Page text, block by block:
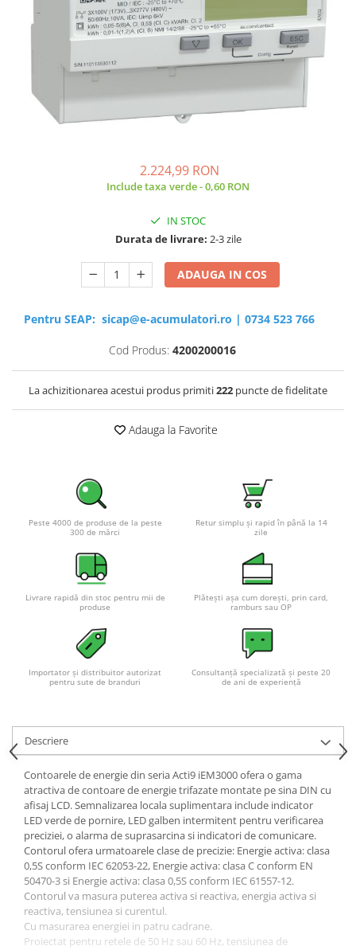
Sisteme de management (BMS)
Redresoare, incarcatoare si testere
Redresoare auto, moto, barci si
stationare
2.224,99 RON
Include taxa verde - 0,60 RON
IN STOC
Durata de livrare: 2-3 zile
ADAUGA IN COS
Pentru SEAP: sicap@e-acumulatori.ro | 0734 523 766
Cod Produs: 4200200016
La achizitionarea acestui produs primiti222 puncte de fidelitate
Adauga la Favorite
Peste 4000 de produse de la peste
300 de mărci
Retur simplu și rapid în până la 14
zile
Livrare rapidă din stoc pentru mii de
produse
Plătești așa cum dorești, prin card,
ramburs sau OP
Importator și distribuitor autorizat
pentru sute de branduri
Consultanță specializată și peste 20
de ani de experiență
Descriere
Contoarele de energie din seria Acti9 iEM3000 ofera o gama
atractiva de contoare de energie trifazate montate pe sina DIN cu
afisaj LCD. Semnalizarea locala suplimentara include indicator
LED verde de pornire, LED galben intermitent pentru verificarea
preciziei, o alarma de suprasarcina si indicatori de comunicare.
Contorul ofera urmatoarele clase de precizie: Energie activa: clasa
0,5S conform IEC 62053-22, Energie activa: clasa C conform EN
50470-3 si Energie activa: clasa 0,5S conform IEC 61557-12.
Contorul va masura puterea activa si reactiva, energia activa si
reactiva, tensiunea si curentul.
Cu masurarea energiei in patru cadrane.
Proiectat pentru retele de 50 Hz sau 60 Hz, tensiunea de